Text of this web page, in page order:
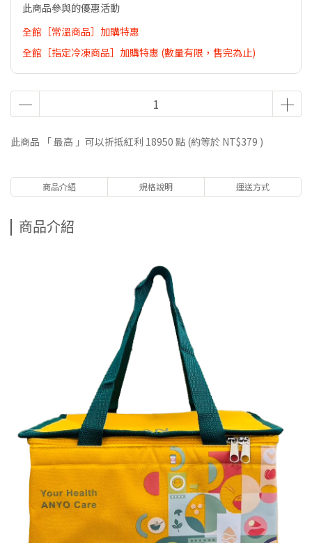
此商品參與的優惠活動
全館［常溫商品］加購特惠
全館［指定冷凍商品］加購特惠 (數量有限，售完為止)
此商品 「 最高 」可以折抵紅利 18950 點 (約等於 NT$379 )
商品介紹 規格說明 運送方式
商品介紹